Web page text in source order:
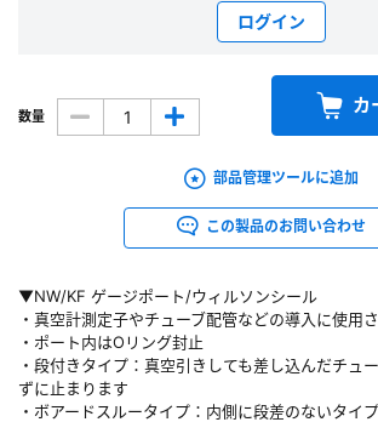
▼NW/KF ゲージポート/ウィルソンシール
・真空計測定子やチューブ配管などの導入に使用
・ポート内はOリング封止
・段付きタイプ：真空引きしても差し込んだチュ
ずに止まります
・ボアードスルータイプ：内側に段差のないタイ
ログイン
数量 カ
部品管理ツールに追加
この製品のお問い合わせ